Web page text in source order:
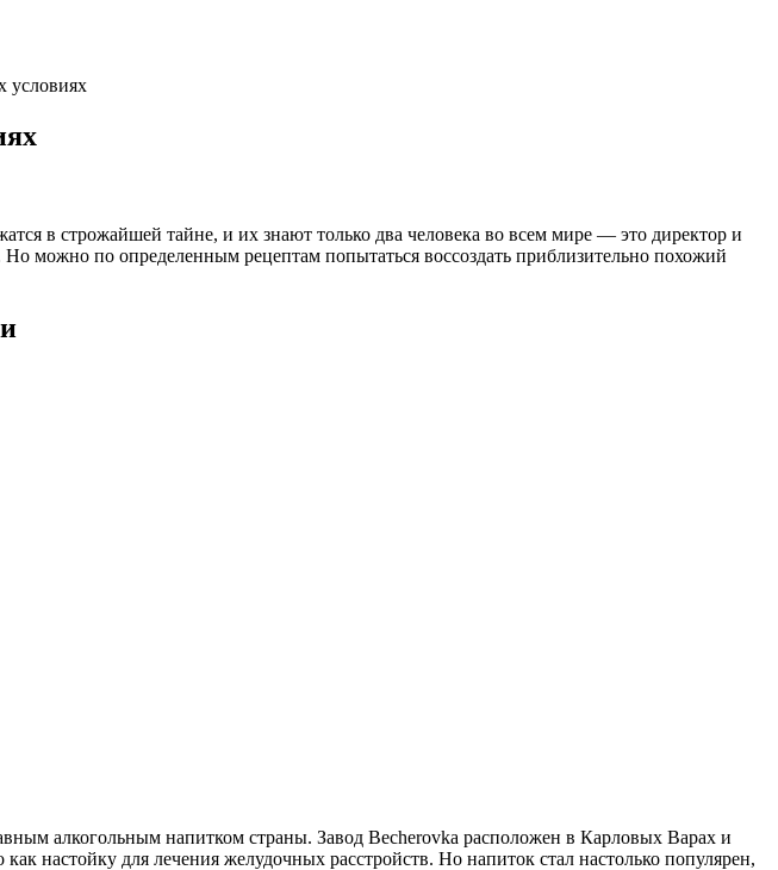
условиях
в строжайшей тайне, и их знают только два человека во всем мире — это директор и
можно по определенным рецептам попытаться воссоздать приблизительно похожий
алкогольным напитком страны. Завод Becherovka расположен в Карловых Варах и
настойку для лечения желудочных расстройств. Но напиток стал настолько популярен,